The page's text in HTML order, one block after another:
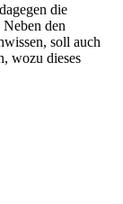
die
den
soll auch
wozu dieses